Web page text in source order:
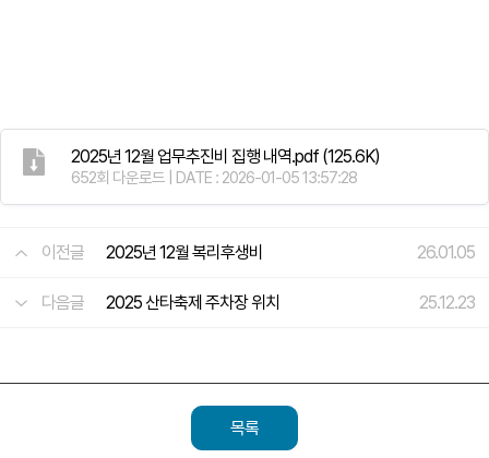
2025년 12월 업무추진비 집행 내역.pdf (125.6K)
652회 다운로드 | DATE : 2026-01-05 13:57:28
이전글 2025년 12월 복리후생비 26.01.05
다음글 2025 산타축제 주차장 위치 25.12.23
목록